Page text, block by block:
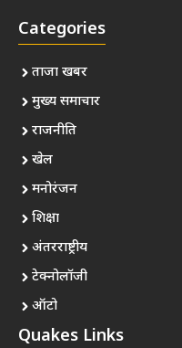
Categories
ताजा खबर
मुख्य समाचार
राजनीति
खेल
मनोरंजन
शिक्षा
अंतरराष्ट्रीय
टेक्नोलॉजी
ऑटो
Quakes Links